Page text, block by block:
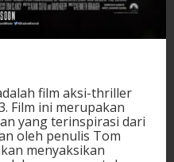
film aksi-thriller
Film ini merupakan
yang terinspirasi dari
oleh penulis Tom
menyaksikan